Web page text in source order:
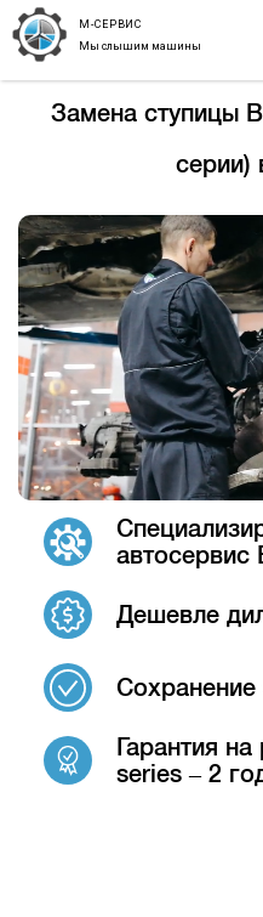
М-СЕРВИС
Мы слышим машины
Замена ступицы
серии)
автосервис
Дешевле
Сохранение
Гарантия
series – 2